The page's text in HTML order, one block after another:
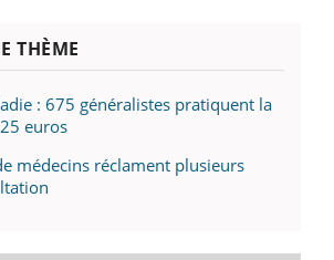
THÈME
: 675 généralistes pratiquent la
euros
médecins réclament plusieurs